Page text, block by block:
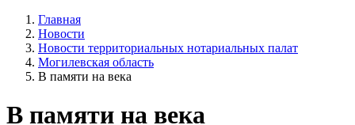
Главная
Новости
Новости территориальных нотариальных палат
Могилевская область
В памяти на века
В памяти на века